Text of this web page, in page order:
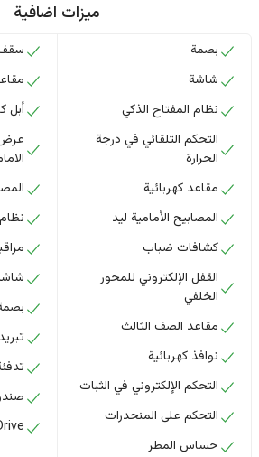
ميزات اضافية
بصمة
شاشة
نظام المفتاح الذكي
التحكم التلقائي في درجة
الحرارة
مقاعد كهربائية
المصابيح الأمامية ليد
كشافات ضباب
القفل الإلكتروني للمحور
الخلفي
مقاعد الصف الثالث
نوافذ كهربائية
التحكم الإلكتروني في الثبات
التحكم على المنحدرات
حساس المطر
سقف
أبل
عرض